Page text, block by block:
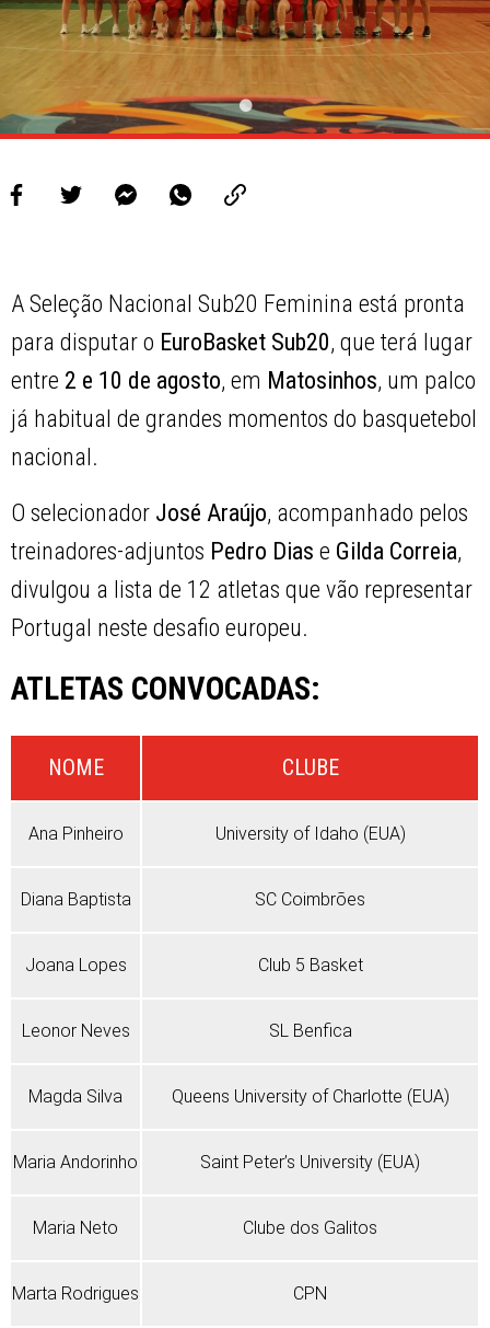
A Seleção Nacional Sub20 Feminina está pronta
para disputar o EuroBasket Sub20, que terá lugar
entre 2 e 10 de agosto, em Matosinhos, um palco
já habitual de grandes momentos do basquetebol
nacional.
O selecionador José Araújo, acompanhado pelos
treinadores-adjuntos Pedro Dias e Gilda Correia,
divulgou a lista de 12 atletas que vão representar
Portugal neste desafio europeu.
ATLETAS CONVOCADAS:
NOME CLUBE
Ana Pinheiro University of Idaho (EUA)
Diana Baptista SC Coimbrões
Joana Lopes Club 5 Basket
Leonor Neves SL Benfica
Magda Silva Queens University of Charlotte (EUA)
Maria Andorinho Saint Peter’s University (EUA)
Maria Neto Clube dos Galitos
Marta Rodrigues CPN